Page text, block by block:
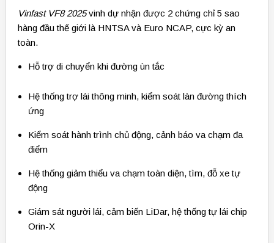
Vinfast VF8 2025vinh dự nhận được 2 chứng chỉ 5 sao
hàng đầu thế giới là HNTSA và Euro NCAP, cực kỳ an
toàn.
Hỗ trợ di chuyển khi đường ùn tắc
Hệ thống trợ lái thông minh, kiểm soát làn đường thích
ứng
Kiểm soát hành trình chủ động, cảnh báo va chạm đa
điểm
Hệ thống giảm thiểu va chạm toàn diện, tìm, đỗ xe tự
động
Giám sát người lái, cảm biến LiDar, hệ thống tự lái chip
Orin-X